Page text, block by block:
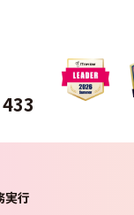
433
実行